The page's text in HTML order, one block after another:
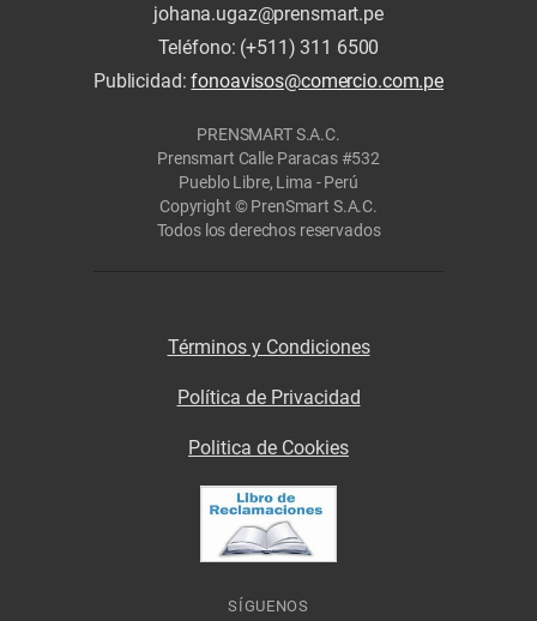
johana.ugaz@prensmart.pe
Teléfono: (+511) 311 6500
Publicidad:fonoavisos@comercio.com.pe
PRENSMART S.A.C.
Prensmart Calle Paracas #532
Pueblo Libre, Lima - Perú
Copyright © PrenSmart S.A.C.
Todos los derechos reservados
Términos y Condiciones
Política de Privacidad
Politica de Cookies
SÍGUENOS